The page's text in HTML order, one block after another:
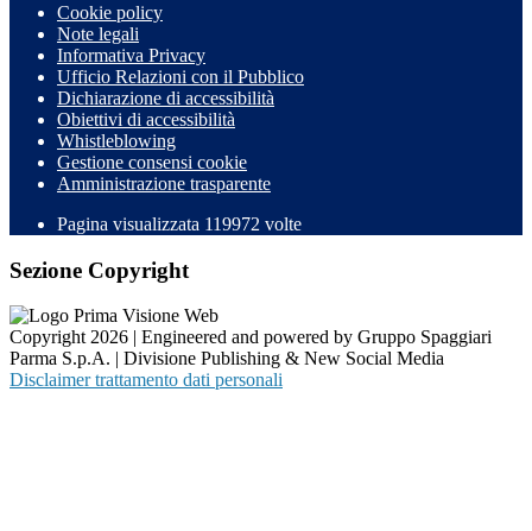
Cookie policy
Note legali
Informativa Privacy
Ufficio Relazioni con il Pubblico
Dichiarazione di accessibilità
Obiettivi di accessibilità
Whistleblowing
Gestione consensi cookie
Amministrazione trasparente
Pagina visualizzata 119972 volte
Sezione Copyright
Copyright 2026 | Engineered and powered by Gruppo Spaggiari
Parma S.p.A. | Divisione Publishing & New Social Media
Disclaimer trattamento dati personali